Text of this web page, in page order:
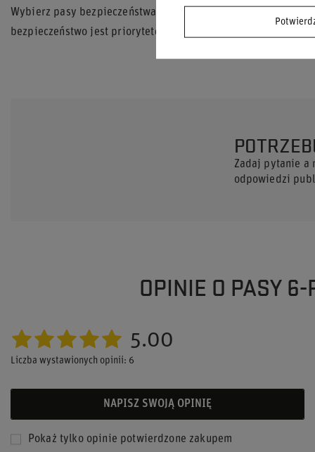
Wybierz pasy bezpieczeństwa OMP TECNICA Formula i poczuj
bezpieczeństwo jest priorytetem.
Zadaj pytanie a
odpowiedzi
OPINIE O PASY
5.00
Liczba wystawionych opinii: 6
NAPISZ SWOJĄ OPINIĘ
Pokaż tylko opinie potwierdzone zakupem